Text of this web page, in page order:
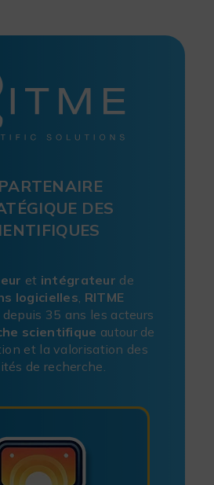
DES
et intégrateur de
logicielles, RITME
35 ans les acteurs
scientifique autour de
et la valorisation des
de recherche.